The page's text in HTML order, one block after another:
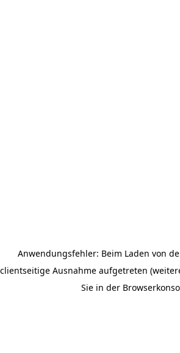
Anwendungsfehler: Beim Laden von
clientseitige Ausnahme aufgetreten
Sie in der